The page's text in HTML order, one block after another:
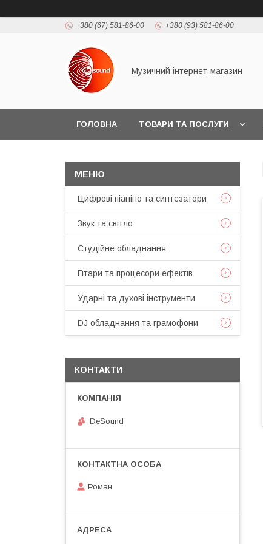
+380 (67) 581-86-00 +380 (93) 581-86-00
Музичний інтернет-магазин
ГОЛОВНА ТОВАРИ ТА ПОСЛУГИ
Цифрові піаніно та синтезатори
Звук та світло
Студійне обладнання
Гітари та процесори ефектів
Ударні та духові інструменти
DJ обладнання та грамофони
КОНТАКТИ
DeSound
Роман